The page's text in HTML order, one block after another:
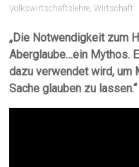
Volkswirtschaftslehre,Wirtschaft
„Die Notwendigkeit zum
Aberglaube…ein Mythos.
dazu verwendet wird, um
Sache glauben zu lassen.“